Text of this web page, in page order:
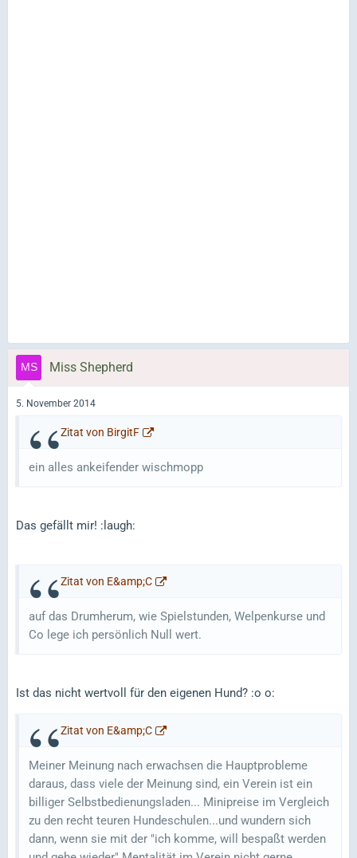
Miss Shepherd
5. November 2014
Zitat von BirgitF
ein alles ankeifender wischmopp
Das gefällt mir! :laugh:
Zitat von E&amp;C
auf das Drumherum, wie Spielstunden, Welpenkurse und
Co lege ich persönlich Null wert.
Ist das nicht wertvoll für den eigenen Hund? :o o:
Zitat von E&amp;C
Meiner Meinung nach erwachsen die Hauptprobleme
daraus, dass viele der Meinung sind, ein Verein ist ein
billiger Selbstbedienungsladen... Minipreise im Vergleich
zu den recht teuren Hundeschulen...und wundern sich
dann, wenn sie mit der "ich komme, will bespaßt werden